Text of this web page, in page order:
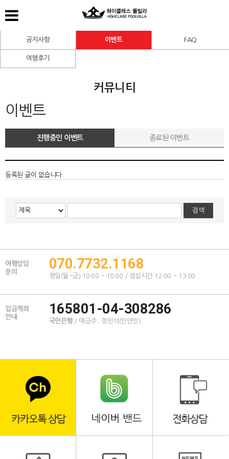
공지사항 이벤트 FAQ
여행후기
커뮤니티
이벤트
진행중인 이벤트 종료된 이벤트
등록된 글이 없습니다.
여행상담
문의
070.7732.1168
평일(월~금) 10:00 ~ 18:00 / 점심시간 12:00 ~ 13:00
입금계좌
안내
165801-04-308286
국민은행/ 예금주 : 정민석(인앤인)